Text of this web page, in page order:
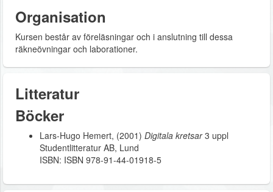
Organisation
Kursen består av föreläsningar och i anslutning till dessa
räkneövningar och laborationer.
Litteratur
Böcker
Lars-Hugo Hemert, (2001) Digitala kretsar3 uppl
Studentlitteratur AB, Lund
ISBN: ISBN 978-91-44-01918-5